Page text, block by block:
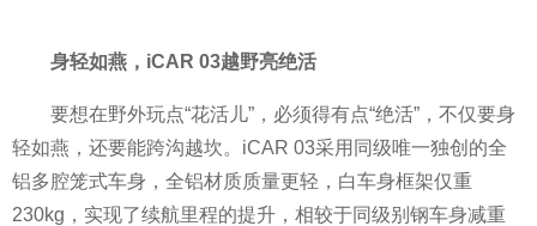
身轻如燕， iCAR 03越野亮绝活
要想在野外玩点“花活儿”，必须得有点“绝活”，不仅要身
轻如燕，还要能跨沟越坎。iCAR 03采用同级唯一独创的全
铝多腔笼式车身，全铝材质质量更轻，白车身框架仅重
230kg，实现了续航里程的提升，相较于同级别钢车身减重